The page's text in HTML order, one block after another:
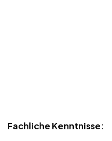
Fachliche Kenntnisse: